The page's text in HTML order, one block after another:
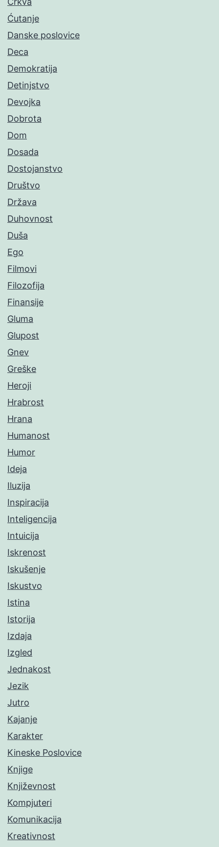
Ćutanje
Danske poslovice
Deca
Demokratija
Detinjstvo
Devojka
Dobrota
Dom
Dosada
Dostojanstvo
Društvo
Država
Duhovnost
Duša
Ego
Filmovi
Filozofija
Finansije
Gluma
Glupost
Gnev
Greške
Heroji
Hrabrost
Hrana
Humanost
Humor
Ideja
Iluzija
Inspiracija
Inteligencija
Intuicija
Iskrenost
Iskušenje
Iskustvo
Istina
Istorija
Izdaja
Izgled
Jednakost
Jezik
Jutro
Kajanje
Karakter
Kineske Poslovice
Knjige
Književnost
Kompjuteri
Komunikacija
Kreativnost